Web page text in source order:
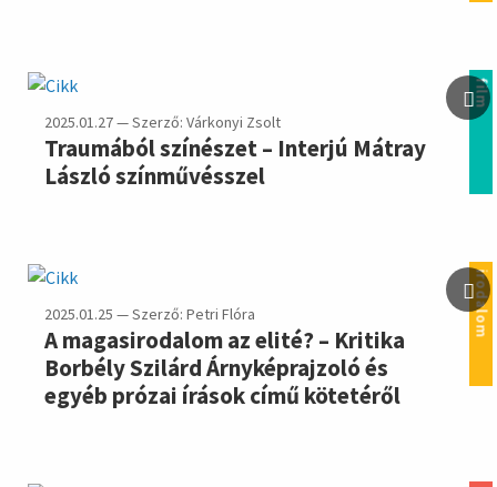
film
2025.01.27 — Szerző: Várkonyi Zsolt
Traumából színészet – Interjú Mátray
László színművésszel
irodalom
2025.01.25 — Szerző: Petri Flóra
A magasirodalom az elité? – Kritika
Borbély Szilárd Árnyképrajzoló és
egyéb prózai írások című kötetéről